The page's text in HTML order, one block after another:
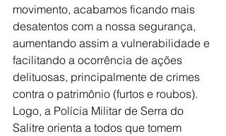
movimento, acabamos ficando mais
desatentos com a nossa segurança,
aumentando assim a vulnerabilidade e
facilitando a ocorrência de ações
delituosas, principalmente de crimes
contra o patrimônio (furtos e roubos).
Logo, a Polícia Militar de Serra do
Salitre orienta a todos que tomem